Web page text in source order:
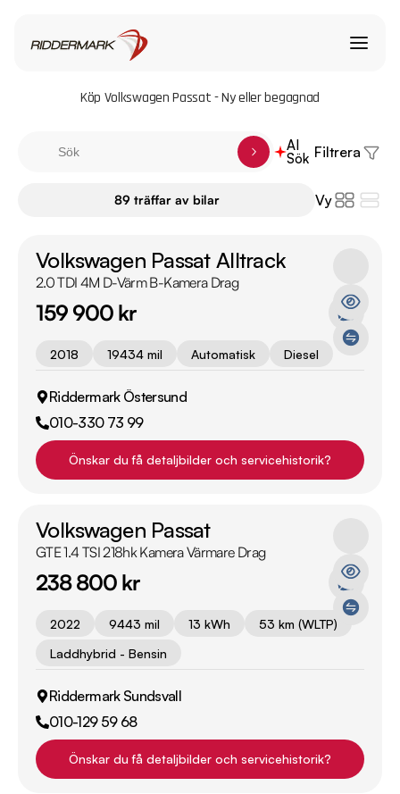
Köp Volkswagen Passat - Ny eller begagnad
AI
Sök Filtrera
89 träffar av bilar Vy
Volkswagen Passat Alltrack
2.0 TDI 4M D-Värm B-Kamera Drag
159 900 kr
2018 19434 mil Automatisk Diesel
Riddermark Östersund
010-330 73 99
Önskar du få detaljbilder och servicehistorik?
Volkswagen Passat
GTE 1.4 TSI 218hk Kamera Värmare Drag
238 800 kr
2022 9443 mil 13 kWh
53 km (WLTP)
Laddhybrid - Bensin
Riddermark Sundsvall
010-129 59 68
Önskar du få detaljbilder och servicehistorik?